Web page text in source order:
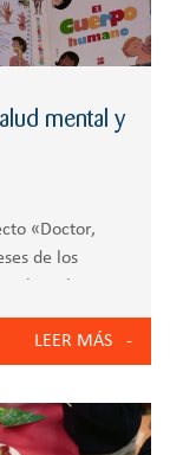
mental y
«Doctor,
de los
en los niños.
LEER MÁS